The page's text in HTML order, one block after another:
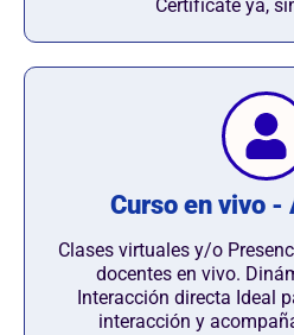
Certifícate ya,
Curso en vivo -
Clases virtuales y/o
docentes en vivo.
Interacción directa Ideal
interacción y